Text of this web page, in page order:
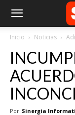
Inicio Noticias
Por Sinergia